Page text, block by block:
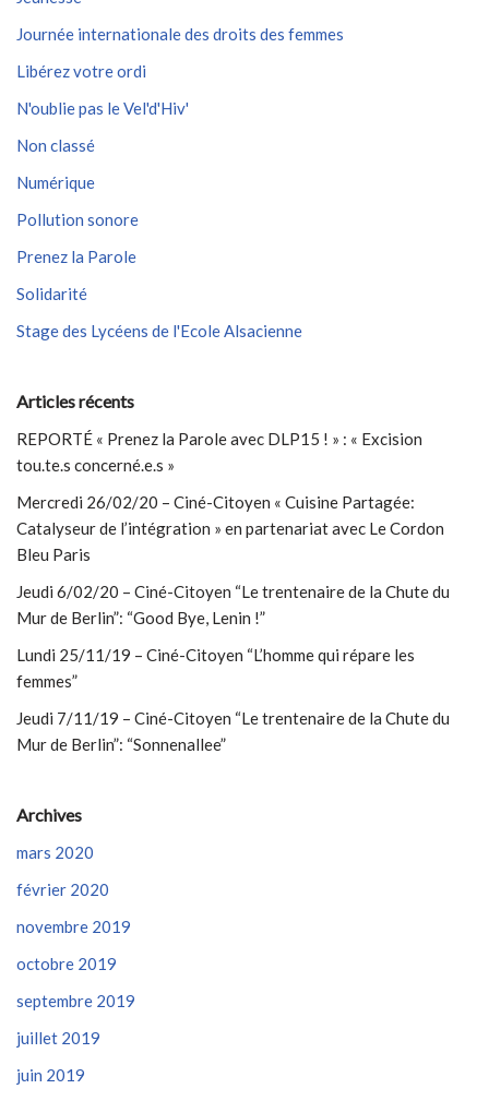
Journée internationale des droits des femmes
Libérez votre ordi
N'oublie pas le Vel'd'Hiv'
Non classé
Numérique
Pollution sonore
Prenez la Parole
Solidarité
Stage des Lycéens de l'Ecole Alsacienne
Articles récents
REPORTÉ « Prenez la Parole avec DLP15 ! » : « Excision
tou.te.s concerné.e.s »
Mercredi 26/02/20 – Ciné-Citoyen « Cuisine Partagée:
Catalyseur de l’intégration » en partenariat avec Le Cordon
Bleu Paris
Jeudi 6/02/20 – Ciné-Citoyen “Le trentenaire de la Chute du
Mur de Berlin”: “Good Bye, Lenin !”
Lundi 25/11/19 – Ciné-Citoyen “L’homme qui répare les
femmes”
Jeudi 7/11/19 – Ciné-Citoyen “Le trentenaire de la Chute du
Mur de Berlin”: “Sonnenallee”
Archives
mars 2020
février 2020
novembre 2019
octobre 2019
septembre 2019
juillet 2019
juin 2019